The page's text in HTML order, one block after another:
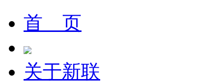
首 页
关于新联